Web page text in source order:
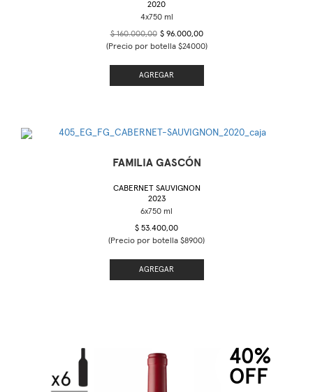
2020
$ 160.000,00 $ 96.000,00
(Precio por botella $24000)
AGREGAR
FAMILIA GASCÓN
CABERNET SAUVIGNON
2023
$ 53.400,00
(Precio por botella $8900)
AGREGAR
40%
OFF